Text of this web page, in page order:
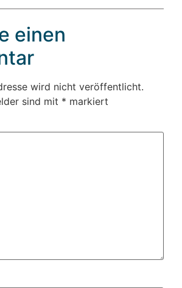
einen
wird nicht veröffentlicht.
sind mit * markiert